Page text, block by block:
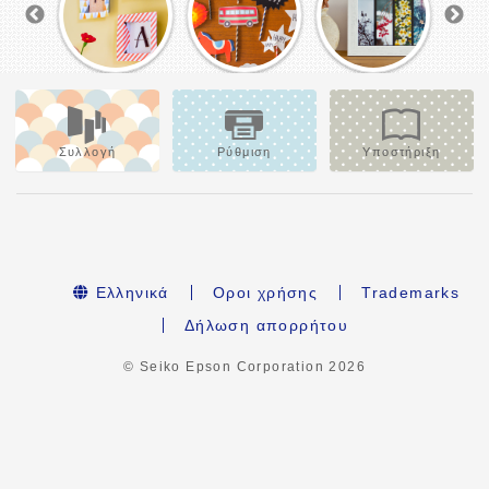
Συλλογή Ρύθμιση Υποστήριξη
Ελληνικά Οροι χρήσης
Trademarks
Δήλωση απορρήτου
© Seiko Epson Corporation2026